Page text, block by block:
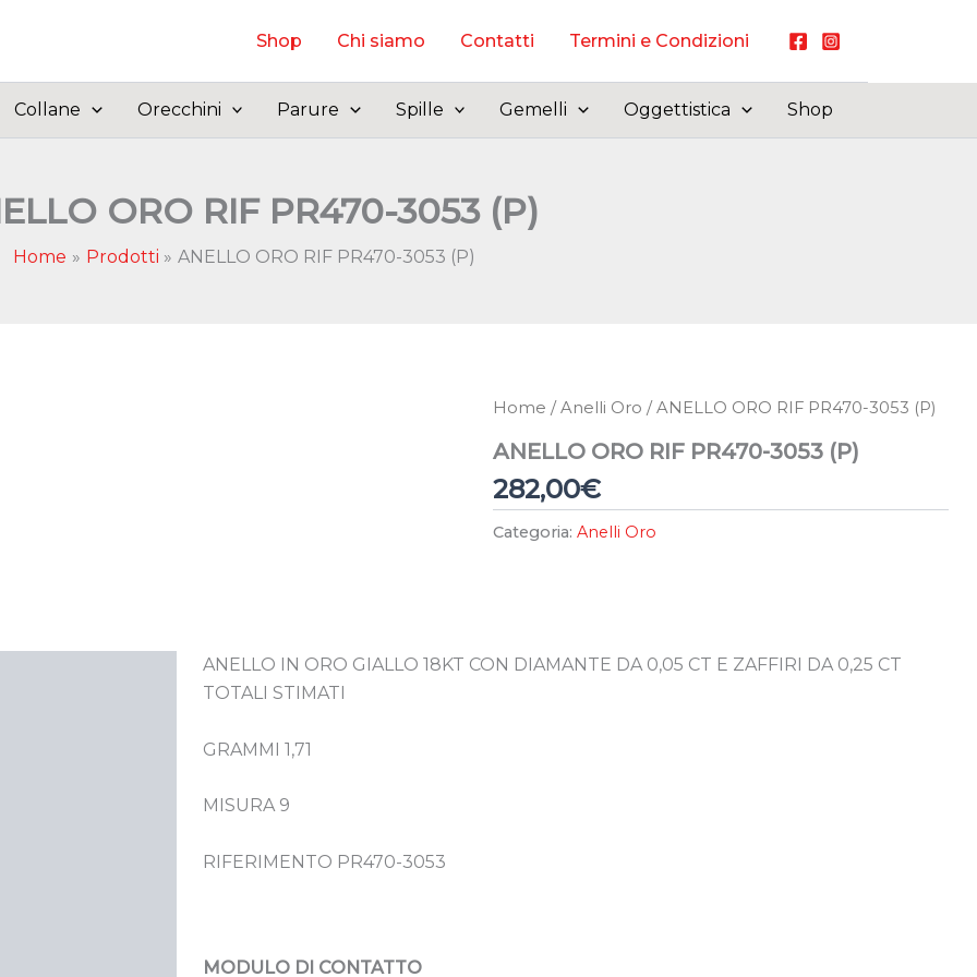
Shop Chi siamo Contatti Termini e Condizioni
Collane Orecchini Parure Spille Gemelli Oggettistica Shop
ORO RIF PR470-3053 (P)
Home Prodotti ANELLO ORO RIF PR470-3053 (P)
Home /Anelli Oro / ANELLO ORO RIF PR470-3053 (P)
ANELLO ORO RIF PR470-3053 (P)
282,00€
Categoria: Anelli Oro
ANELLO IN ORO GIALLO 18KT CON DIAMANTE DA 0,05 CT E ZAFFIRI DA 0,25 CT
TOTALI STIMATI
GRAMMI 1,71
MISURA 9
RIFERIMENTO PR470-3053
MODULO DI CONTATTO